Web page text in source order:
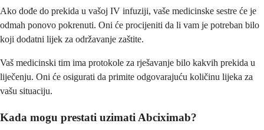
Ako dođe do prekida u vašoj IV infuziji, vaše medicinske sestre će je
odmah ponovo pokrenuti. Oni će procijeniti da li vam je potreban bilo
koji dodatni lijek za održavanje zaštite.
Vaš medicinski tim ima protokole za rješavanje bilo kakvih prekida u
liječenju. Oni će osigurati da primite odgovarajuću količinu lijeka za
vašu situaciju.
Kada mogu prestati uzimati Abciximab?